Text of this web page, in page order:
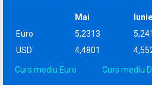
Mai Iunie
Euro
5,2313
USD
4,4801
Curs mediu Euro Curs mediu